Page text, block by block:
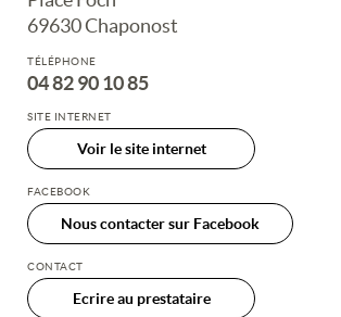
69630 Chaponost
TÉLÉPHONE
04 82 90 10 85
SITE INTERNET
Voir le site internet
FACEBOOK
Nous contacter sur Facebook
CONTACT
Ecrire au prestataire